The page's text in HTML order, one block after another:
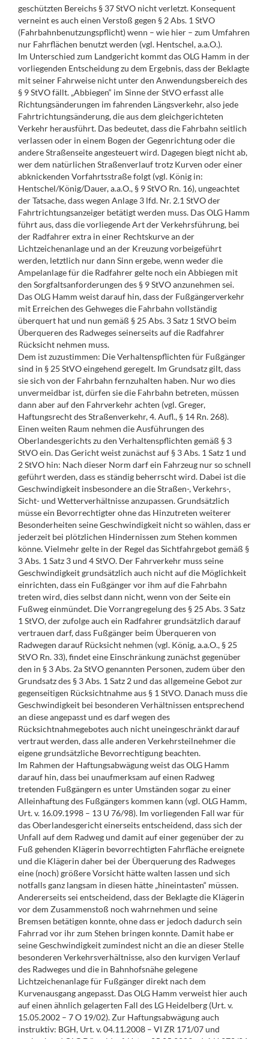
geschützten Bereichs § 37 StVO nicht verletzt. Konsequent
verneint es auch einen Verstoß gegen § 2 Abs. 1 StVO
(Fahrbahnbenutzungspflicht) wenn – wie hier – zum Umfahren
nur Fahrflächen benutzt werden (vgl. Hentschel, a.a.O.).
Im Unterschied zum Landgericht kommt das OLG Hamm in der
vorliegenden Entscheidung zu dem Ergebnis, dass der Beklagte
mit seiner Fahrweise nicht unter den Anwendungsbereich des
§ 9 StVO fällt. „Abbiegen“ im Sinne der StVO erfasst alle
Richtungsänderungen im fahrenden Längsverkehr, also jede
Fahrtrichtungsänderung, die aus dem gleichgerichteten
Verkehr herausführt. Das bedeutet, dass die Fahrbahn seitlich
verlassen oder in einem Bogen der Gegenrichtung oder die
andere Straßenseite angesteuert wird. Dagegen biegt nicht ab,
wer dem natürlichen Straßenverlauf trotz Kurven oder einer
abknickenden Vorfahrtsstraße folgt (vgl. König in:
Hentschel/König/Dauer, a.a.O., § 9 StVO Rn. 16), ungeachtet
der Tatsache, dass wegen Anlage 3 lfd. Nr. 2.1 StVO der
Fahrtrichtungsanzeiger betätigt werden muss. Das OLG Hamm
führt aus, dass die vorliegende Art der Verkehrsführung, bei
der Radfahrer extra in einer Rechtskurve an der
Lichtzeichenanlage und an der Kreuzung vorbeigeführt
werden, letztlich nur dann Sinn ergebe, wenn weder die
Ampelanlage für die Radfahrer gelte noch ein Abbiegen mit
den Sorgfaltsanforderungen des § 9 StVO anzunehmen sei.
Das OLG Hamm weist darauf hin, dass der Fußgängerverkehr
mit Erreichen des Gehweges die Fahrbahn vollständig
überquert hat und nun gemäß § 25 Abs. 3 Satz 1 StVO beim
Überqueren des Radweges seinerseits auf die Radfahrer
Rücksicht nehmen muss.
Dem ist zuzustimmen: Die Verhaltenspflichten für Fußgänger
sind in § 25 StVO eingehend geregelt. Im Grundsatz gilt, dass
sie sich von der Fahrbahn fernzuhalten haben. Nur wo dies
unvermeidbar ist, dürfen sie die Fahrbahn betreten, müssen
dann aber auf den Fahrverkehr achten (vgl. Greger,
Haftungsrecht des Straßenverkehr, 4. Aufl., § 14 Rn. 268).
Einen weiten Raum nehmen die Ausführungen des
Oberlandesgerichts zu den Verhaltenspflichten gemäß § 3
StVO ein. Das Gericht weist zunächst auf § 3 Abs. 1 Satz 1 und
2 StVO hin: Nach dieser Norm darf ein Fahrzeug nur so schnell
geführt werden, dass es ständig beherrscht wird. Dabei ist die
Geschwindigkeit insbesondere an die Straßen-, Verkehrs-,
Sicht- und Wetterverhältnisse anzupassen. Grundsätzlich
müsse ein Bevorrechtigter ohne das Hinzutreten weiterer
Besonderheiten seine Geschwindigkeit nicht so wählen, dass er
jederzeit bei plötzlichen Hindernissen zum Stehen kommen
könne. Vielmehr gelte in der Regel das Sichtfahrgebot gemäß §
3 Abs. 1 Satz 3 und 4 StVO. Der Fahrverkehr muss seine
Geschwindigkeit grundsätzlich auch nicht auf die Möglichkeit
einrichten, dass ein Fußgänger vor ihm auf die Fahrbahn
treten wird, dies selbst dann nicht, wenn von der Seite ein
Fußweg einmündet. Die Vorrangregelung des § 25 Abs. 3 Satz
1 StVO, der zufolge auch ein Radfahrer grundsätzlich darauf
vertrauen darf, dass Fußgänger beim Überqueren von
Radwegen darauf Rücksicht nehmen (vgl. König, a.a.O., § 25
StVO Rn. 33), findet eine Einschränkung zunächst gegenüber
den in § 3 Abs. 2a StVO genannten Personen, zudem über den
Grundsatz des § 3 Abs. 1 Satz 2 und das allgemeine Gebot zur
gegenseitigen Rücksichtnahme aus § 1 StVO. Danach muss die
Geschwindigkeit bei besonderen Verhältnissen entsprechend
an diese angepasst und es darf wegen des
Rücksichtnahmegebotes auch nicht uneingeschränkt darauf
vertraut werden, dass alle anderen Verkehrsteilnehmer die
eigene grundsätzliche Bevorrechtigung beachten.
Im Rahmen der Haftungsabwägung weist das OLG Hamm
darauf hin, dass bei unaufmerksam auf einen Radweg
tretenden Fußgängern es unter Umständen sogar zu einer
Alleinhaftung des Fußgängers kommen kann (vgl. OLG Hamm,
Urt. v. 16.09.1998 – 13 U 76/98). Im vorliegenden Fall war für
das Oberlandesgericht einerseits entscheidend, dass sich der
Unfall auf dem Radweg und damit auf einer gegenüber der zu
Fuß gehenden Klägerin bevorrechtigten Fahrfläche ereignete
und die Klägerin daher bei der Überquerung des Radweges
eine (noch) größere Vorsicht hätte walten lassen und sich
notfalls ganz langsam in diesen hätte „hineintasten“ müssen.
Andererseits sei entscheidend, dass der Beklagte die Klägerin
vor dem Zusammenstoß noch wahrnehmen und seine
Bremsen betätigen konnte, ohne dass er jedoch dadurch sein
Fahrrad vor ihr zum Stehen bringen konnte. Damit habe er
seine Geschwindigkeit zumindest nicht an die an dieser Stelle
besonderen Verkehrsverhältnisse, also den kurvigen Verlauf
des Radweges und die in Bahnhofsnähe gelegene
Lichtzeichenanlage für Fußgänger direkt nach dem
Kurvenausgang angepasst. Das OLG Hamm verweist hier auch
auf einen ähnlich gelagerten Fall des LG Heidelberg (Urt. v.
15.05.2002 – 7 O 19/02). Zur Haftungsabwägung auch
instruktiv: BGH, Urt. v. 04.11.2008 – VI ZR 171/07 und